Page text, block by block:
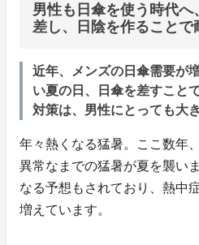
男性も日傘を使う時代へ
差し、日陰を作ることで
近年、メンズの日傘需要が
い夏の日、日傘を差すこと
対策は、男性にとっても大
年々熱くなる猛暑。ここ数年
異常なまでの猛暑が夏を襲い
なる予想もされており、熱中
増えています。